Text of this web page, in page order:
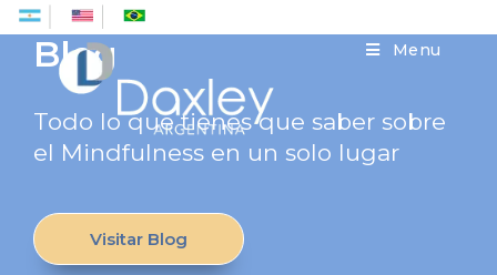
Menu
Blog
Todo lo que tienes que saber sobre
el Mindfulness en un solo lugar
Visitar Blog